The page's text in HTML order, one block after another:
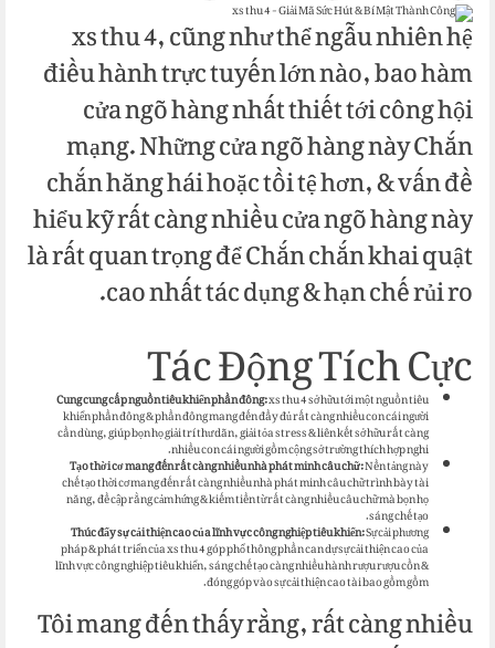
xs thu 4, cũng như thể ngẫu nhiên hệ
điều hành trực tuyến lớn nào, bao hàm
cửa ngõ hàng nhất thiết tới công hội
mạng. Những cửa ngõ hàng này Chắn
chắn hăng hái hoặc tồi tệ hơn, & vấn đề
hiểu kỹ rất càng nhiều cửa ngõ hàng này
là rất quan trọng để Chắn chắn khai quật
cao nhất tác dụng & hạn chế rủi ro.
Tác Động Tích Cực
Cung cung cấp nguồn tiêu khiển phần đông:xs thu 4 sở hữu tới một nguồn tiêu
khiển phần đông & phần đông mang đến đầy đủ rất càng nhiều con cái người
cần dùng, giúp bọn họ giải trí thư dãn, giải tỏa stress & liên kết sở hữu rất càng
nhiều con cái người gồm cộng sở trường thích hợp nghi.
Tạo thời cơ mang đến rất càng nhiều nhà phát minh câu chữ:Nền tảng này
chế tạo thời cơ mang đến rất càng nhiều nhà phát minh câu chữ trình bày tài
năng, đề cập rằng cảm hứng & kiếm tiền từ rất càng nhiều câu chữ mà bọn họ
sáng chế tạo.
Thúc đẩy sự cải thiện cao của lĩnh vực công nghiệp tiêu khiển:Sự cải phương
pháp & phát triển của xs thu 4 góp phổ thông phần can dự sự cải thiện cao của
lĩnh vực công nghiệp tiêu khiển, sáng chế tạo càng nhiều hành rượu rượu cồn &
đóng góp vào sự cải thiện cao tài bao gồm gồm.
Tôi mang đến thấy rằng, rất càng nhiều